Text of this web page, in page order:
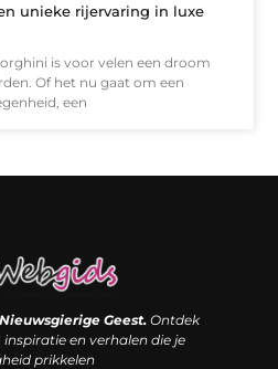
unieke rijervaring in luxe
is voor velen een droom
Of het nu gaat om een
een
Geest. Ontdek
en verhalen die je
prikkelen